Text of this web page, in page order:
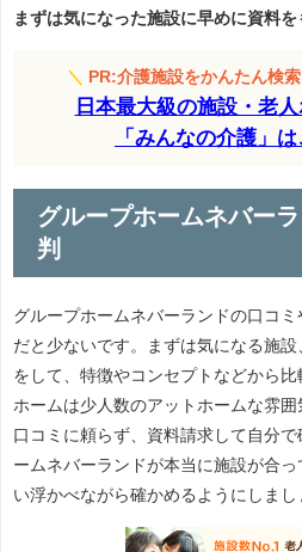
まずは気になった施設に早めに資料を
＼ PR:介護施設をかんたん検
日本最大級の施設・老
「みんなの介護」は
グループホームネバー
判
グループホームネバーランドの口コ
だと少ないです。まずは気になる施
をして、特徴やコンセプトなどから
ホームは少人数のアットホームな雰
口コミに頼らず、資料請求して自分
ームネバーランドが本当に施設が合
い浮かべながら確かめるようにしまし